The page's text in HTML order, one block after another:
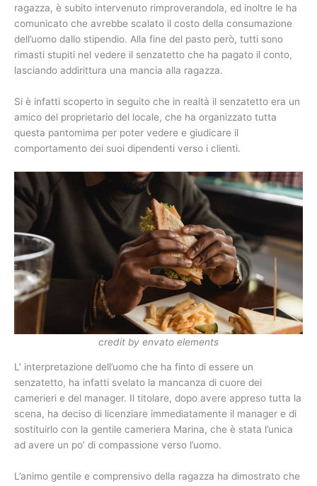
ragazza, è subito intervenuto rimproverandola, ed inoltre le ha
comunicato che avrebbe scalato il costo della consumazione
dell’uomo dallo stipendio. Alla fine del pasto però, tutti sono
rimasti stupiti nel vedere il senzatetto che ha pagato il conto,
lasciando addirittura una mancia alla ragazza.
Si è infatti scoperto in seguito che in realtà il senzatetto era un
amico del proprietario del locale, che ha organizzato tutta
questa pantomima per poter vedere e giudicare il
comportamento dei suoi dipendenti verso i clienti.
credit by envato elements
L’ interpretazione dell’uomo che ha finto di essere un
senzatetto, ha infatti svelato la mancanza di cuore dei
camerieri e del manager. Il titolare, dopo avere appreso tutta la
scena, ha deciso di licenziare immediatamente il manager e di
sostituirlo con la gentile cameriera Marina, che è stata l’unica
ad avere un po’ di compassione verso l’uomo.
L’animo gentile e comprensivo della ragazza ha dimostrato che